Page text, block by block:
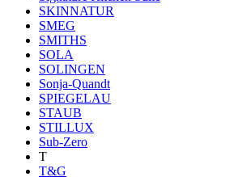
SKINNATUR
SMEG
SMITHS
SOLA
SOLINGEN
Sonja-Quandt
SPIEGELAU
STAUB
STILLUX
Sub-Zero
T
T&G